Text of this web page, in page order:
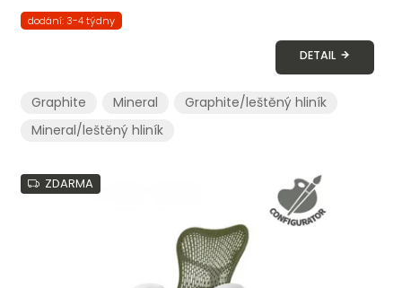
dodání: 3-4 týdny
DETAIL
Graphite Mineral
Graphite/leštěný hliník
Mineral/leštěný hliník
ZDARMA